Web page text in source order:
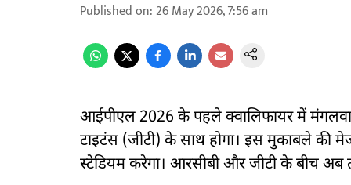
Published on: 26 May 2026, 7:56 am
आईपीएल 2026 के पहले क्वालिफायर में
टाइटंस (जीटी) के साथ होगा। इस मुकाबले की
स्टेडियम करेगा। आरसीबी और जीटी के बीच